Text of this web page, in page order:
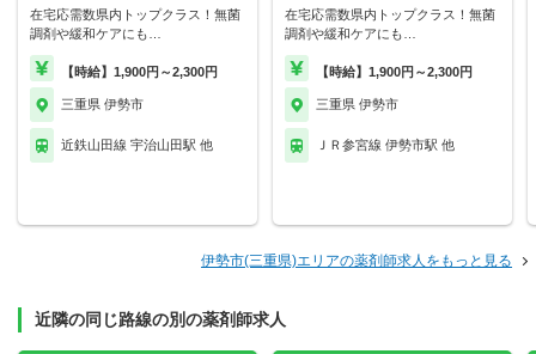
在宅応需数県内トップクラス！無菌
調剤や緩和ケアにも…
【時給】1,900円～2,300円
三重県 伊勢市
近鉄山田線 宇治山田駅 他
在宅応需数県内トップクラス！無菌
調剤や緩和ケアにも…
【時給】1,900円～2,300円
三重県 伊勢市
ＪＲ参宮線 伊勢市駅 他
伊勢市(三重県)エリアの薬剤師求人をもっと見る
近隣の同じ路線の別の薬剤師求人